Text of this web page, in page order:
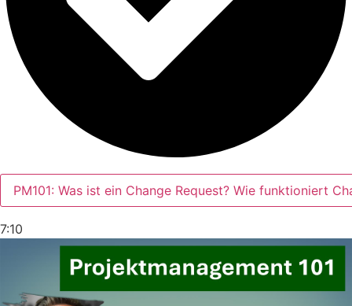
PM101: Was ist ein Change Request? Wie funktioniert
7:10